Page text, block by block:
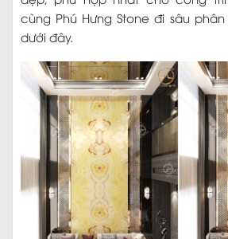
cùng Phú Hưng Stone đi sâu
dưới đây.